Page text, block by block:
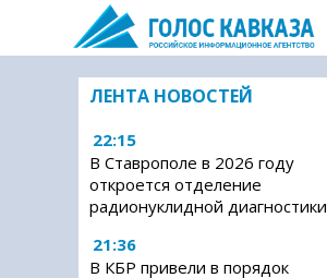
ЛЕНТА НОВОСТЕЙ
22:15
В Ставрополе в 2026 году
откроется отделение
радионуклидной диагностики
21:36
В КБР привели в порядок